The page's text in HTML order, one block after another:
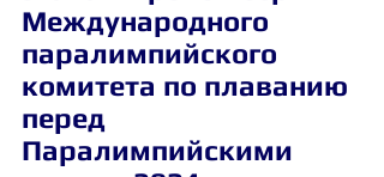
Международного
паралимпийского
комитета по плаванию
перед
Паралимпийскими